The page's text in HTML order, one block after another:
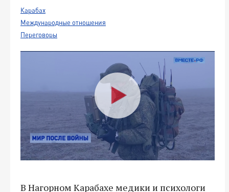
Карабах
Международные отношения
Переговоры
В Нагорном Карабахе медики и психологи